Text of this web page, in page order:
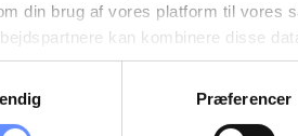
din brug af vores platform til vores
kan kombinere disse
af deres tjenester. Det skal
USA. Under detaljer finder
Præferencer